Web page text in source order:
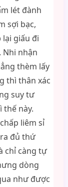
lét đành
sợi bạc,
lại giấu đi
Nhi nhận
thèm lấy
thì thân xác
suy tư
thế này.
liêm sỉ
đủ thứ
chỉ càng tự
dòng
như được